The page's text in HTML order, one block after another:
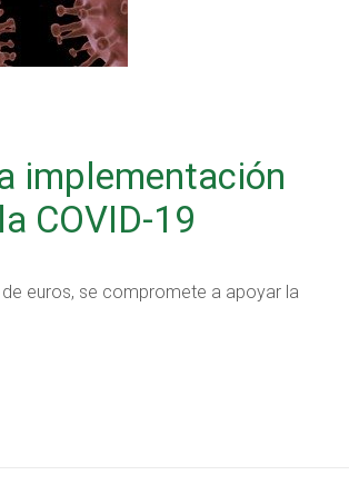
implementación
COVID-19
euros, se compromete a apoyar la